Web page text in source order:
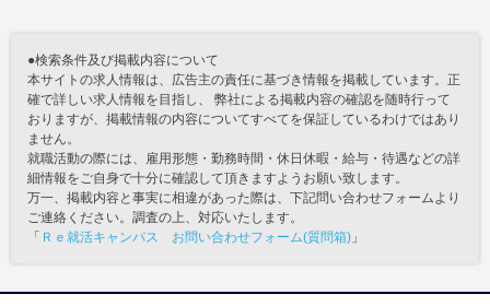
●検索条件及び掲載内容について
本サイトの求人情報は、広告主の責任に基づき情報を掲載しています。正
確で詳しい求人情報を目指し、 弊社による掲載内容の確認を随時行って
おりますが、掲載情報の内容についてすべてを保証しているわけではあり
ません。
就職活動の際には、雇用形態・勤務時間・休日休暇・給与・待遇などの詳
細情報をご自身で十分に確認して頂きますようお願い致します。
万一、掲載内容と事実に相違があった際は、下記問い合わせフォームより
ご連絡ください。調査の上、対応いたします。
「 Ｒｅ就活キャンパス お問い合わせフォーム(質問箱) 」